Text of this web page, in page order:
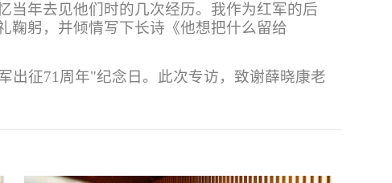
当年去见他们时的几次经历。我作为红军的后
鞠躬，并倾情写下长诗《他想把什么留给
出征71周年"纪念日。此次专访，致谢薛晓康老